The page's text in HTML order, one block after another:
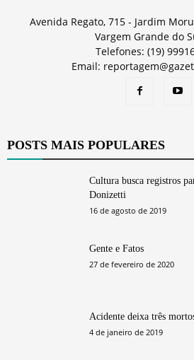
Avenida Regato, 715 - Jardim
Vargem Grande do
Telefones: (19)
Email:
POSTS MAIS POPULARES
Cultura busca registros
Donizetti
16 de agosto de 2019
Gente e Fatos
27 de fevereiro de 2020
Acidente deixa três
4 de janeiro de 2019